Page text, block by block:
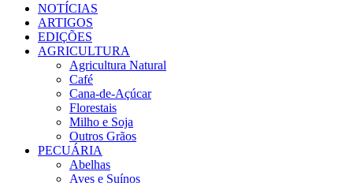
NOTÍCIAS
ARTIGOS
EDIÇÕES
AGRICULTURA
Agricultura Natural
Café
Cana-de-Açúcar
Florestais
Milho e Soja
Outros Grãos
PECUÁRIA
Abelhas
Aves e Suínos